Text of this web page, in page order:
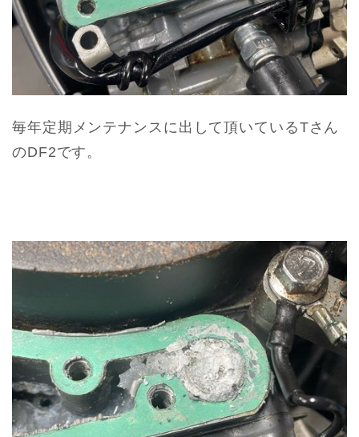
毎年定期メンテナンスに出して頂いているTさん
のDF2です。